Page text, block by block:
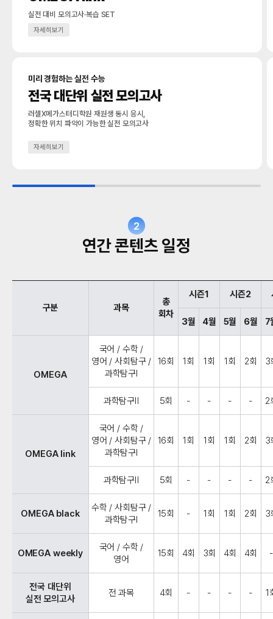
실전 대비 모의고사·복습 SET
자세히보기
미리 경험하는 실전 수능
전국 대단위 실전 모의고사
러셀X메가스터디학원 재원생 동시 응시,
정확한 위치 파악이 가능한 실전 모의고사
자세히보기
2
연간 콘텐츠 일정
구분 과목
총
회차
시즌1 시즌2
3월 4월 5월 6월 7
OMEGA
국어 / 수학 /
영어 / 사회탐구 /
과학탐구Ⅰ
16회 1회 1회 1회 2회 3
과학탐구Ⅱ 5회 - - - - 2
OMEGA link
국어 / 수학 /
영어 / 사회탐구 /
과학탐구Ⅰ
16회 1회 1회 1회 2회 3
과학탐구Ⅱ 5회 - - - - 2
OMEGA black
수학 / 사회탐구 /
과학탐구Ⅰ
15회 - 1회 1회 2회 3
OMEGA weekly
국어 / 수학 /
영어
15회 4회 3회 4회 4회 -
전국 대단위
실전 모의고사
전 과목 4회 - - - - 1